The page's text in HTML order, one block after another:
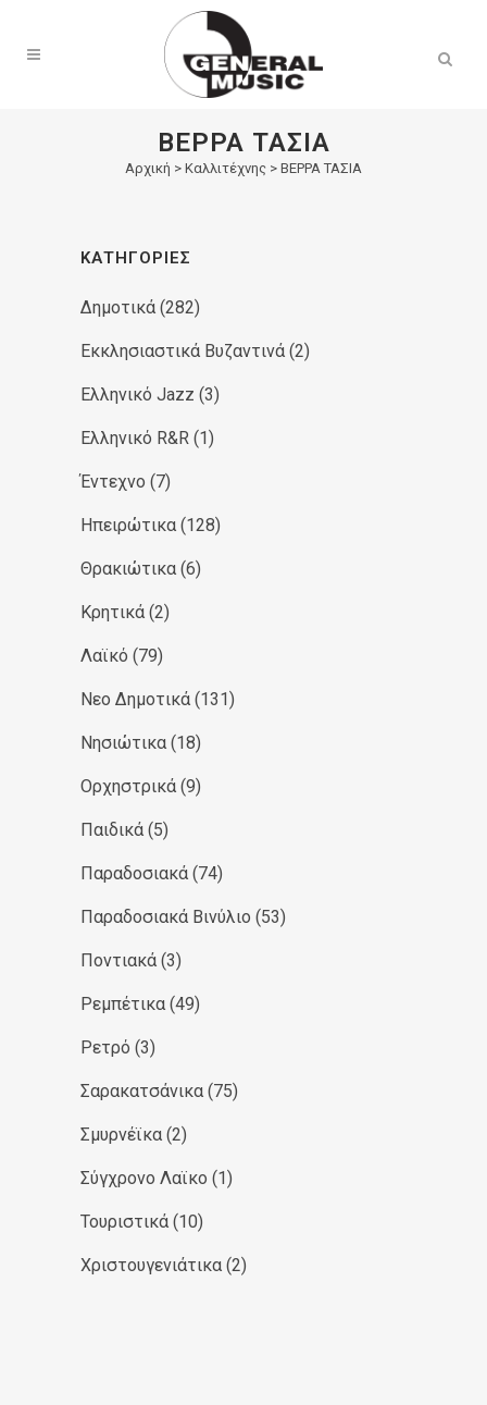
ΒΕΡΡΑ ΤΑΣΙΑ
Αρχική > Καλλιτέχνης > ΒΕΡΡΑ ΤΑΣΙΑ
ΚΑΤΗΓΟΡΊΕΣ
Δημοτικά (282)
Εκκλησιαστικά Βυζαντινά (2)
Ελληνικό Jazz (3)
Ελληνικό R&R (1)
Έντεχνο (7)
Ηπειρώτικα (128)
Θρακιώτικα (6)
Κρητικά (2)
Λαϊκό (79)
Νεο Δημοτικά (131)
Νησιώτικα (18)
Ορχηστρικά (9)
Παιδικά (5)
Παραδοσιακά (74)
Παραδοσιακά Βινύλιο (53)
Ποντιακά (3)
Ρεμπέτικα (49)
Ρετρό (3)
Σαρακατσάνικα (75)
Σμυρνέϊκα (2)
Σύγχρονο Λαϊκο (1)
Τουριστικά (10)
Χριστουγενιάτικα (2)